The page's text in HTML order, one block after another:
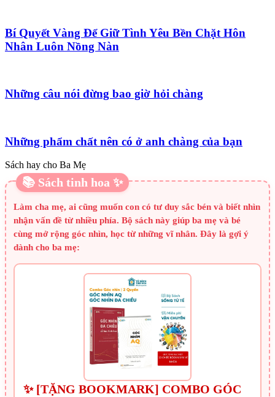
Bí Quyết Vàng Để Giữ Tình Yêu Bền Chặt Hôn
Nhân Luôn Nồng Nàn
Những câu nói đừng bao giờ hỏi chàng
Những phẩm chất nên có ở anh chàng của bạn
Sách hay cho Ba Mẹ
📚 Sách tinh hoa ✨
Làm cha mẹ, ai cũng muốn con có tư duy sắc bén và biết nhìn
nhận vấn đề từ nhiều phía. Bộ sách này giúp ba mẹ và bé
cùng mở rộng góc nhìn, học từ những vĩ nhân. Đây là gợi ý
dành cho ba mẹ:
✨ [TẶNG BOOKMARK] COMBO GÓC